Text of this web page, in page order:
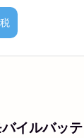
イルバッ